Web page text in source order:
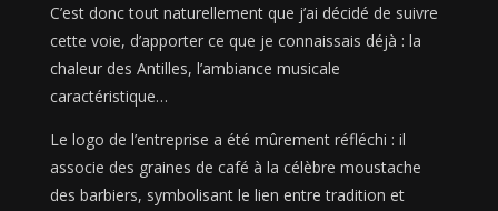
C’est donc tout naturellement que j’ai décidé de suivre
cette voie, d’apporter ce que je connaissais déjà : la
chaleur des Antilles, l’ambiance musicale
caractéristique…
Le logo de l’entreprise a été mûrement réfléchi : il
associe des graines de café à la célèbre moustache
des barbiers, symbolisant le lien entre tradition et